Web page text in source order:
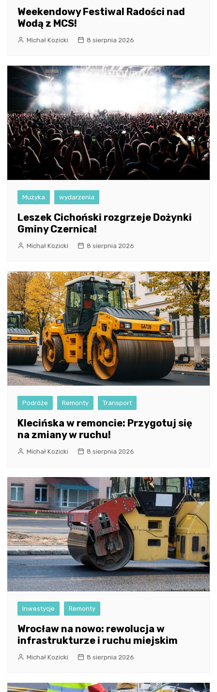
Weekendowy Festiwal Radości nad
Wodą z MCS!
Michał Kozicki 8 sierpnia 2026
Muzyka wydarzenia
Leszek Cichoński rozgrzeje Dożynki
Gminy Czernica!
Michał Kozicki 8 sierpnia 2026
Podróże Remonty Transport
Klecińska w remoncie: Przygotuj się
na zmiany w ruchu!
Michał Kozicki 8 sierpnia 2026
Inwestycje Remonty
Wrocław na nowo: rewolucja w
infrastrukturze i ruchu miejskim
Michał Kozicki 8 sierpnia 2026